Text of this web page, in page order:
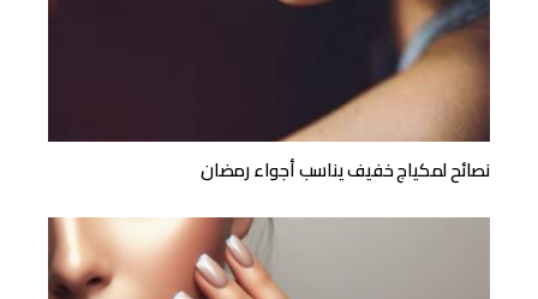
نصائح لمكياج خفيف يناسب أجواء رمضان